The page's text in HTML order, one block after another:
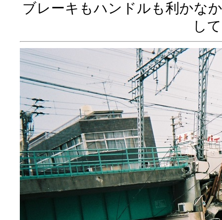
ブレーキもハンドルも利かな
し